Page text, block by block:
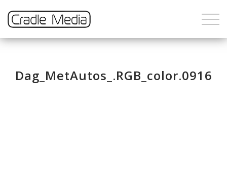
Dag_MetAutos_.RGB_color.0916